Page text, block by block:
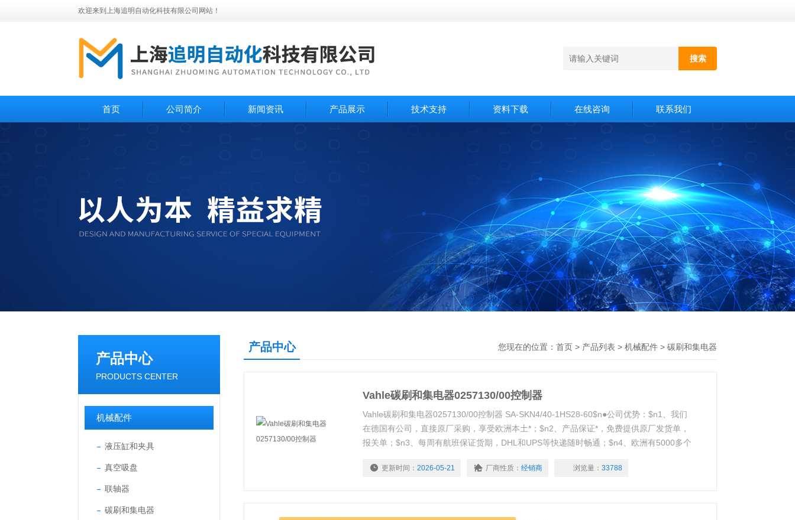
欢迎来到上海追明自动化科技有限公司网站！
首页 公司简介 新闻资讯 产品展示 技术支持 资料下载 在线咨询 联系我们
产品中心
PRODUCTS CENTER
机械配件
液压缸和夹具
真空吸盘
联轴器
碳刷和集电器
产品中心 您现在的位置： 首页 > 产品列表 > 机械配件 > 碳刷和集电器
Vahle碳刷和集电器0257130/00控制器
Vahle碳刷和集电器0257130/00控制器 SA-SKN4/40-1HS28-60$n●公司优势：$n1、我们
在德国有公司，直接原厂采购，享受欧洲本土*；$n2、产品保证*，免费提供原厂发货单，
报关单；$n3、每周有航班保证货期，DHL和UPS等快递随时畅通；$n4、欧洲有5000多个
更新时间： 2026-05-21 厂商性质： 经销商 浏览量： 33788